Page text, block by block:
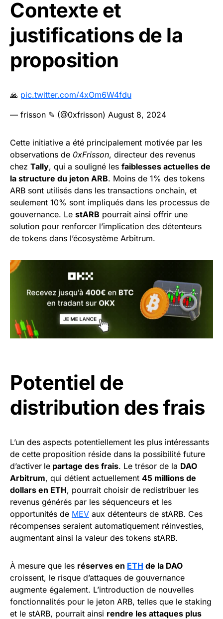
Contexte et
justifications de la
proposition
🙏 pic.twitter.com/4xOm6W4fdu
— frisson ✎ (@0xfrisson) August 8, 2024
Cette initiative a été principalement motivée par les
observations de 0xFrisson, directeur des revenus
chez Tally, qui a souligné les faiblesses actuelles de
la structure du jeton ARB. Moins de 1% des tokens
ARB sont utilisés dans les transactions onchain, et
seulement 10% sont impliqués dans les processus de
gouvernance. Le stARB pourrait ainsi offrir une
solution pour renforcer l’implication des détenteurs
de tokens dans l’écosystème Arbitrum.
Potentiel de
distribution des frais
L’un des aspects potentiellement les plus intéressants
de cette proposition réside dans la possibilité future
d’activer le partage des frais. Le trésor de la DAO
Arbitrum, qui détient actuellement 45 millions de
dollars en ETH, pourrait choisir de redistribuer les
revenus générés par les séquenceurs et les
opportunités de MEV aux détenteurs de stARB. Ces
récompenses seraient automatiquement réinvesties,
augmentant ainsi la valeur des tokens stARB.
À mesure que les réserves en ETH de la DAO
croissent, le risque d’attaques de gouvernance
augmente également. L’introduction de nouvelles
fonctionnalités pour le jeton ARB, telles que le staking
et le stARB, pourrait ainsi rendre les attaques plus